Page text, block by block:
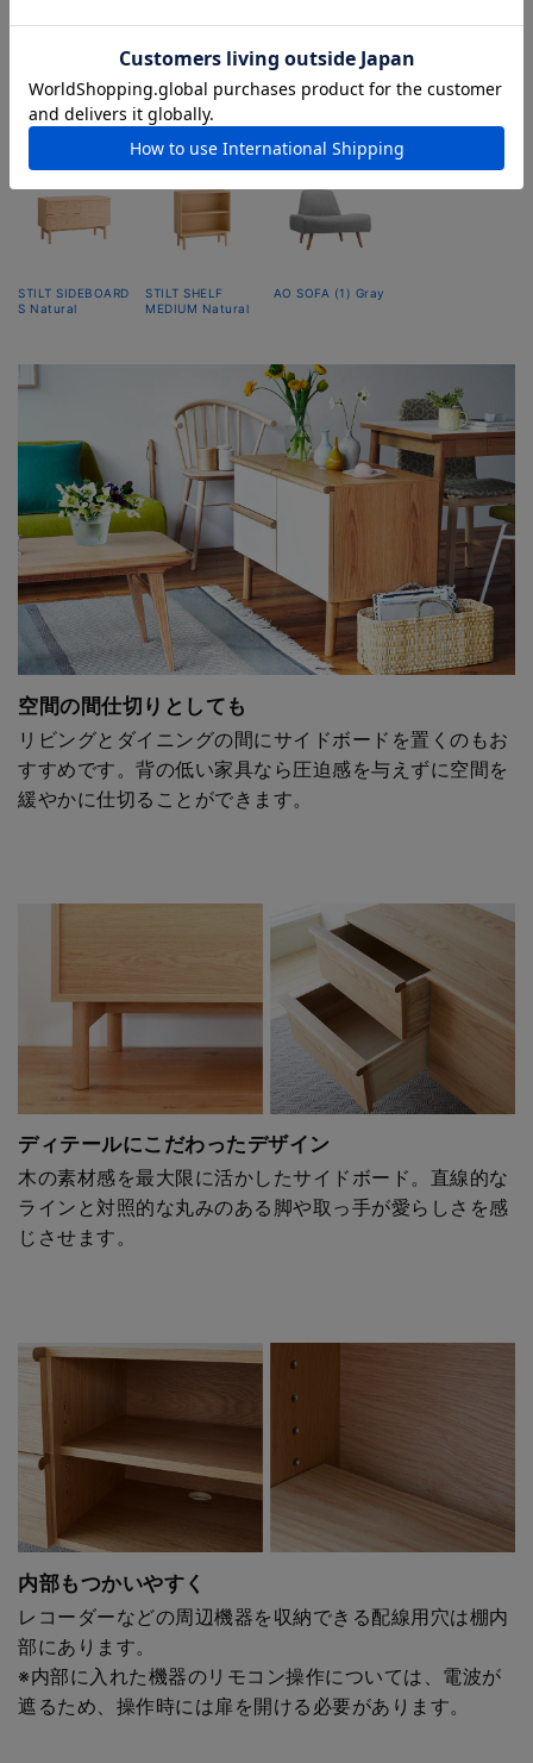
め、備え付けの収納が少ないお部屋でも活躍します。
コーディネートアイテム
STILT SIDEBOARD
S Natural
STILT SHELF
MEDIUM Natural
AO SOFA (1) Gray
空間の間仕切りとしても
リビングとダイニングの間にサイドボードを置くのもお
すすめです。背の低い家具なら圧迫感を与えずに空間を
緩やかに仕切ることができます。
ディテールにこだわったデザイン
木の素材感を最大限に活かしたサイドボード。直線的な
ラインと対照的な丸みのある脚や取っ手が愛らしさを感
じさせます。
内部もつかいやすく
レコーダーなどの周辺機器を収納できる配線用穴は棚内
部にあります。
※内部に入れた機器のリモコン操作については、電波が
遮るため、操作時には扉を開ける必要があります。